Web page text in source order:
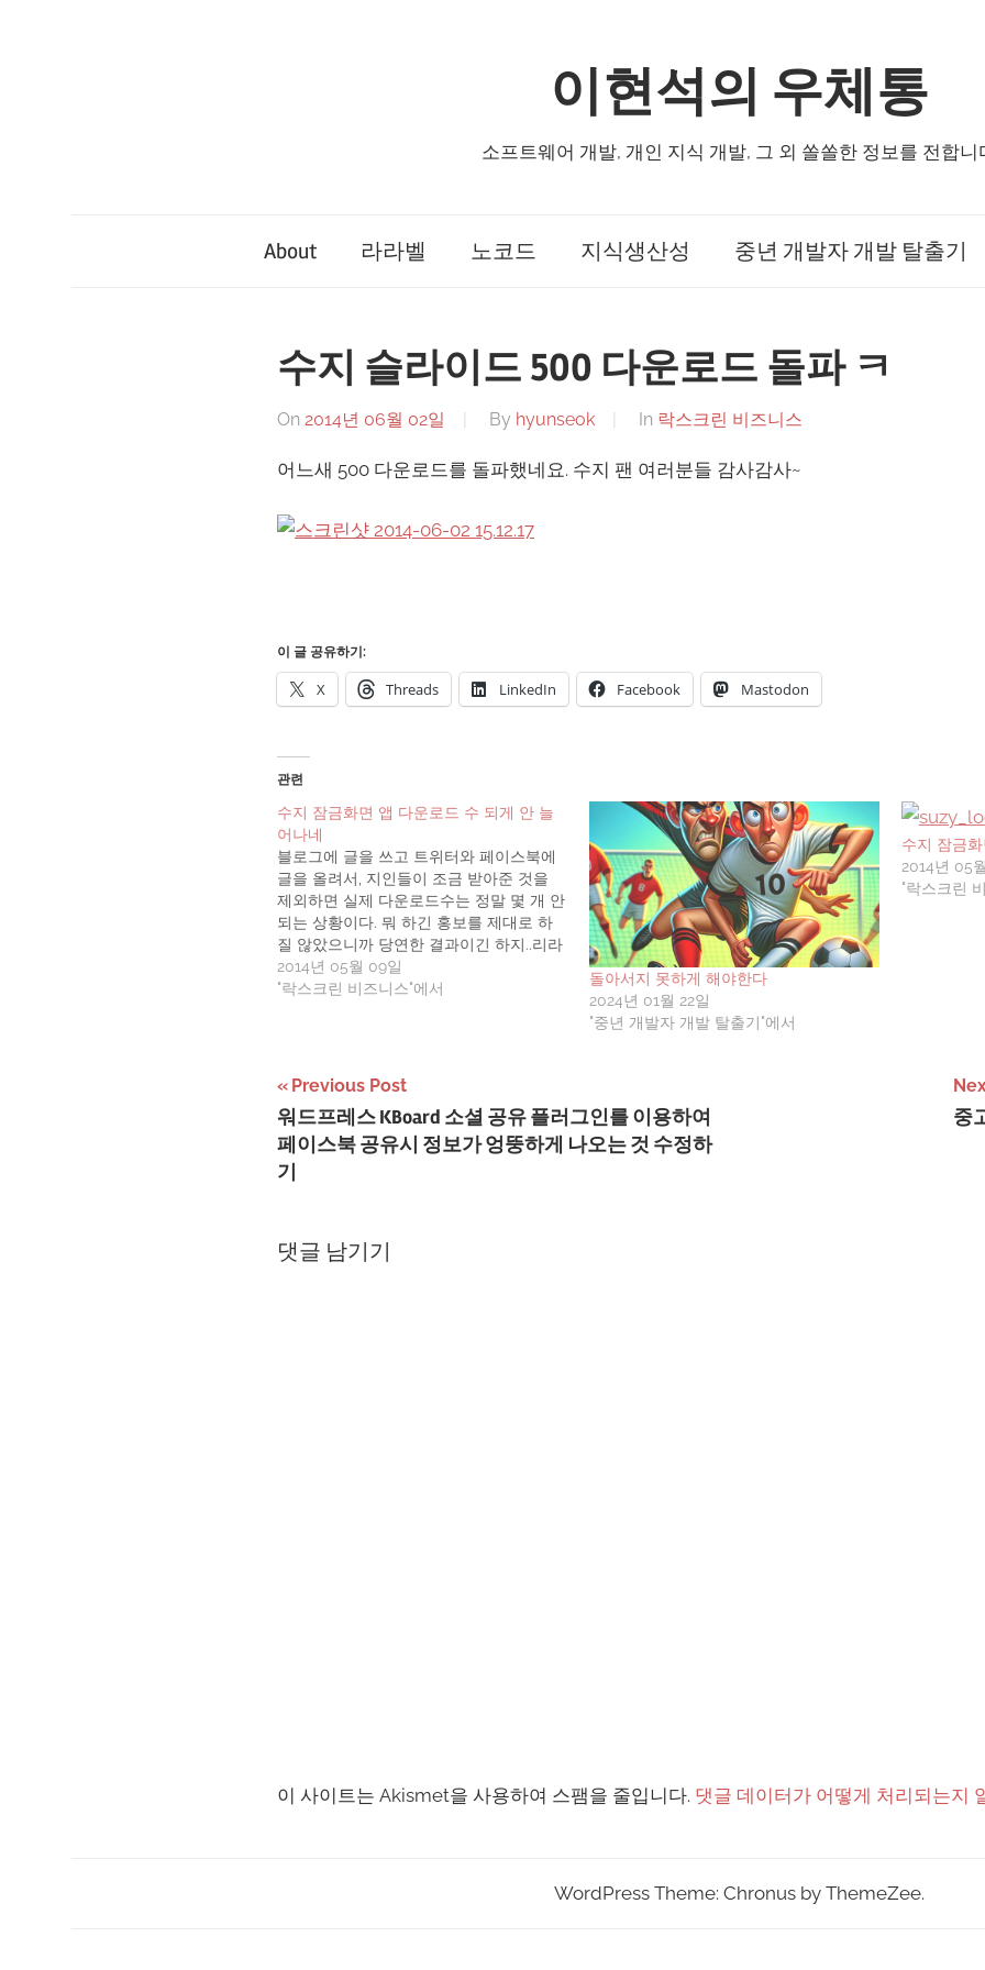
이현석의 우체통
소프트웨어 개발, 개인 지식 개발, 그 외 쏠쏠한 정보를 전합니
About 라라벨 노코드 지식생산성 중년 개발자 개발 탈출기
수지 슬라이드 500 다운로드 돌파 ㅋ
On 2014년 06월 02일 By hyunseok In 락스크린 비즈니스
어느새 500 다운로드를 돌파했네요. 수지 팬 여러분들 감사감사~
이 글 공유하기:
X Threads LinkedIn Facebook Mastodon
관련
수지 잠금화면 앱 다운로드 수 되게 안 늘
어나네
블로그에 글을 쓰고 트위터와 페이스북에
글을 올려서, 지인들이 조금 받아준 것을
제외하면 실제 다운로드수는 정말 몇 개 안
되는 상황이다. 뭐 하긴 홍보를 제대로 하
질 않았으니까 당연한 결과이긴 하지..리라
이커블 페이스북 페이지에 홍보글을 올려
서 100클릭 이상은 나왔으니 오늘 10 다운
2014년 05월 09일
"락스크린 비즈니스"에서
돌아서지 못하게 해야한다
2024년 01월 22일
"중년 개발자 개발 탈출기"에서
수지 잠금
2014년 05
"락스크린
글
탐
색
Previous Post
워드프레스 KBoard 소셜 공유 플러그인를 이용하여
페이스북 공유시 정보가 엉뚱하게 나오는 것 수정하
기
중
댓글 남기기
이 사이트는 Akismet을 사용하여 스팸을 줄입니다. 댓글 데이터가 어떻게 처리되는지
WordPress Theme: Chronus by ThemeZee.